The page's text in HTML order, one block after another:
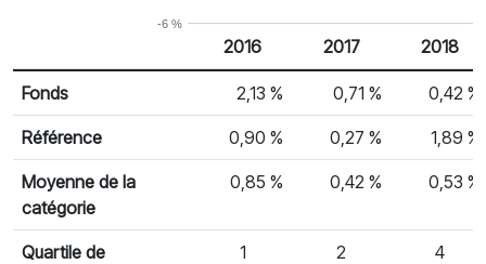
-6 %
Rendement par année civile
% Rendement
2016 2017 2018
Fonds 2,13 % 0,71 % 0,42 %
Référence 0,90 % 0,27 % 1,89 %
Moyenne de la
catégorie
0,85 % 0,42 % 0,53 %
Quartile de
1 2 4